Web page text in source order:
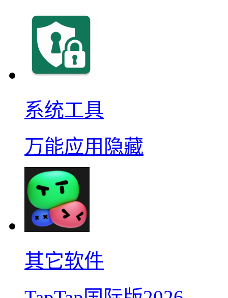
系统工具
万能应用隐藏
其它软件